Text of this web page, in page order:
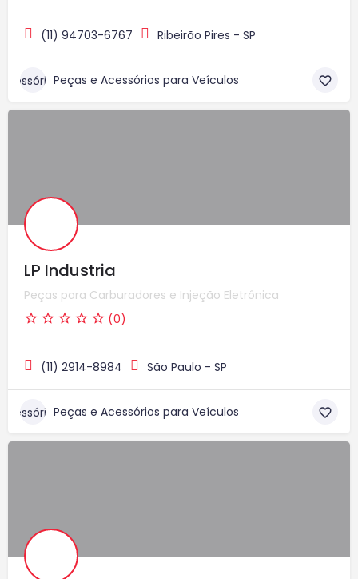
(11) 94703-6767 Ribeirão Pires - SP
Peças e Acessórios para Veículos
LP Industria
Peças para Carburadores e Injeção Eletrônica
(0)
(11) 2914-8984 São Paulo - SP
Peças e Acessórios para Veículos